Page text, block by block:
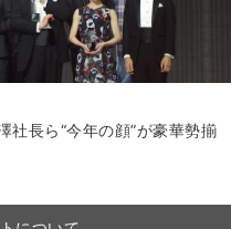
社長ら“今年の顔”が豪華勢揃